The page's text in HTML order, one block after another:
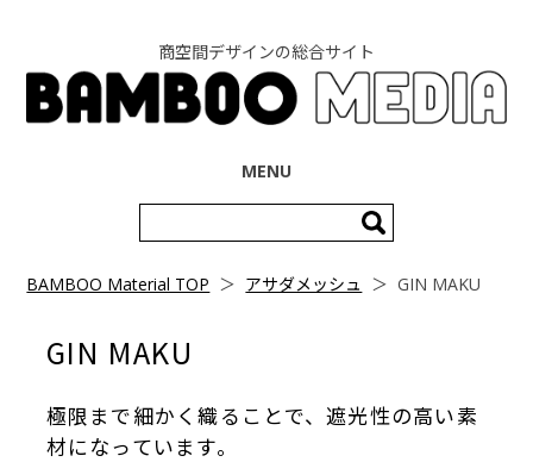
商空間デザインの総合サイト
MENU
索:
BAMBOO Material TOP ＞ アサダメッシュ ＞GIN MAKU
GIN MAKU
極限まで細かく織ることで、遮光性の高い素
材になっています。